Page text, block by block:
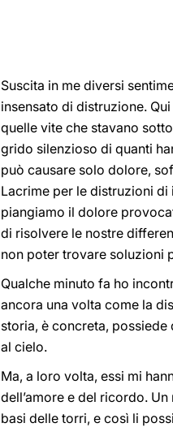
Suscita in me diversi
insensato di distruzione.
quelle vite che stavano
grido silenzioso di quanti
può causare solo dolore,
Lacrime per le distruzioni
piangiamo il dolore
di risolvere le nostre
non poter trovare soluzioni
Qualche minuto fa ho
ancora una volta come la
storia, è concreta,
al cielo.
Ma, a loro volta, essi mi
dell’amore e del ricordo.
basi delle torri, e così li